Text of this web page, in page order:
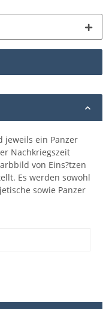
jeweils ein Panzer
Nachkriegszeit
von Eins?tzen
Es werden sowohl
sowie Panzer